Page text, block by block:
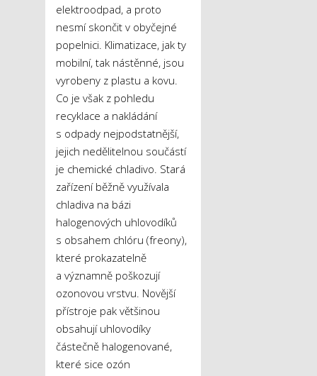
elektroodpad, a proto
nesmí skončit v obyčejné
popelnici. Klimatizace, jak ty
mobilní, tak nástěnné, jsou
vyrobeny z plastu a kovu.
Co je však z pohledu
recyklace a nakládání
s odpady nejpodstatnější,
jejich nedělitelnou součástí
je chemické chladivo. Stará
zařízení běžně využívala
chladiva na bázi
halogenových uhlovodíků
s obsahem chlóru (freony),
které prokazatelně
a významně poškozují
ozonovou vrstvu. Novější
přístroje pak většinou
obsahují uhlovodíky
částečně halogenované,
které sice ozón